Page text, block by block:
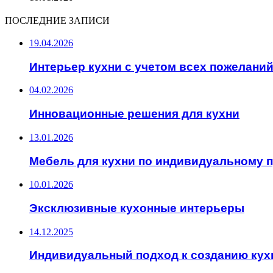
ПОСЛЕДНИЕ ЗАПИСИ
19.04.2026
Интерьер кухни с учетом всех пожеланий
04.02.2026
Инновационные решения для кухни
13.01.2026
Мебель для кухни по индивидуальному
10.01.2026
Эксклюзивные кухонные интерьеры
14.12.2025
Индивидуальный подход к созданию